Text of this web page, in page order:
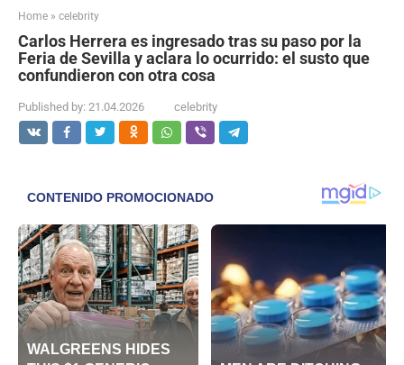
Home » celebrity
Carlos Herrera es ingresado tras su paso por la
Feria de Sevilla y aclara lo ocurrido: el susto que
confundieron con otra cosa
Published by: 21.04.2026 celebrity